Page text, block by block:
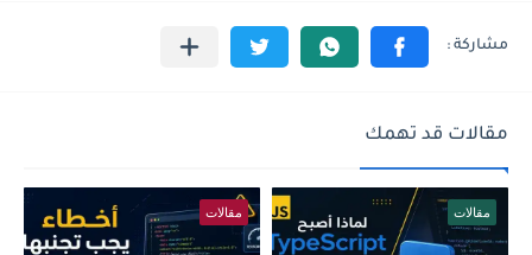
مقالات قد تهمك
مقالات مقالات